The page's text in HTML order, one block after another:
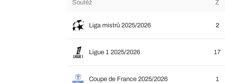
Soutěž Z
Liga mistrů 2025/2026 2
Ligue 1 2025/2026 17
Coupe de France 2025/2026 1